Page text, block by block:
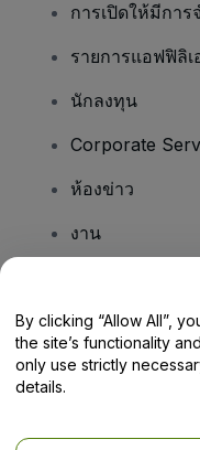
การเปิดให้มีการ
รายการแอฟฟิลิเ
นักลงทุน
Corporate
ห้องข่าว
งาน
Help Centre /
By clicking “Allow All”,
the site’s functionality
only use strictly
details.